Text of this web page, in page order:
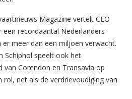
Magazine vertelt CEO
recordaantal Nederlanders
meer dan een miljoen verwacht.
Schiphol speelt ook het
van Corendon en Transavia op
rol, net als de verdrievoudiging van